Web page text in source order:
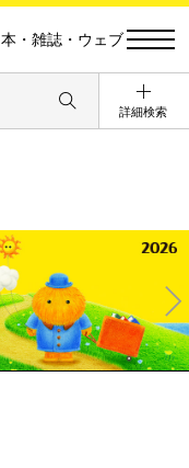
本・雑誌・ウェブ
詳細検索
Ne
xt